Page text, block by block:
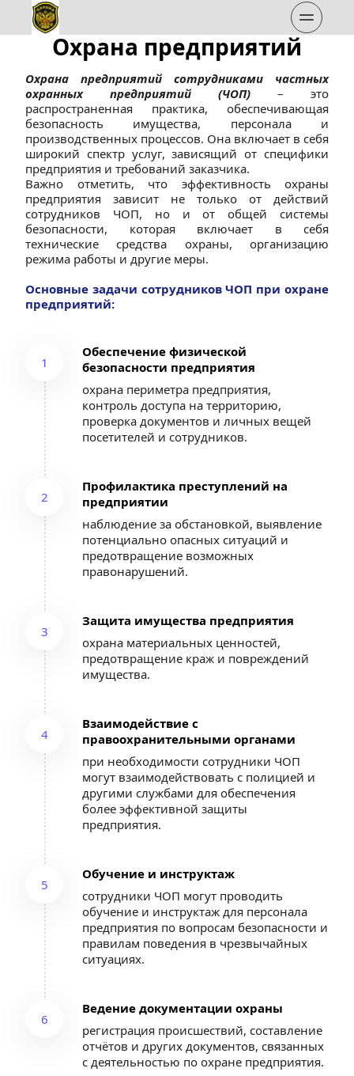
Охрана предприятий
Охрана предприятий сотрудниками частных
охранных предприятий (ЧОП) – это
распространенная практика, обеспечивающая
безопасность имущества, персонала и
производственных процессов. Она включает в себя
широкий спектр услуг, зависящий от специфики
предприятия и требований заказчика.
Важно отметить, что эффективность охраны
предприятия зависит не только от действий
сотрудников ЧОП, но и от общей системы
безопасности, которая включает в себя
технические средства охраны, организацию
режима работы и другие меры.
Основные задачи сотрудников ЧОП при охране
предприятий:
1
Обеспечение физической
безопасности предприятия
охрана периметра предприятия,
контроль доступа на территорию,
проверка документов и личных вещей
посетителей и сотрудников.
2
Профилактика преступлений на
предприятии
наблюдение за обстановкой, выявление
потенциально опасных ситуаций и
предотвращение возможных
правонарушений.
3
Защита имущества предприятия
охрана материальных ценностей,
предотвращение краж и повреждений
имущества.
4
Взаимодействие с
правоохранительными органами
при необходимости сотрудники ЧОП
могут взаимодействовать с полицией и
другими службами для обеспечения
более эффективной защиты
предприятия.
5
Обучение и инструктаж
сотрудники ЧОП могут проводить
обучение и инструктаж для персонала
предприятия по вопросам безопасности и
правилам поведения в чрезвычайных
ситуациях.
6
Ведение документации охраны
регистрация происшествий, составление
отчётов и других документов, связанных
с деятельностью по охране предприятия.